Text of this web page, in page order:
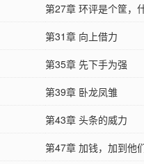
第27章 环评是个筐，
第31章 向上借力
第35章 先下手为强
第39章 卧龙凤雏
第43章 头条的威力
第47章 加钱，加到他